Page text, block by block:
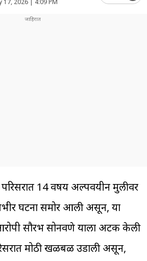
14 वर्षीय अल्पवयीन मुलीवर
घटना समोर आली असून, या
सौरभ सोनवणे याला अटक केली
मोठी खळबळ उडाली असून,